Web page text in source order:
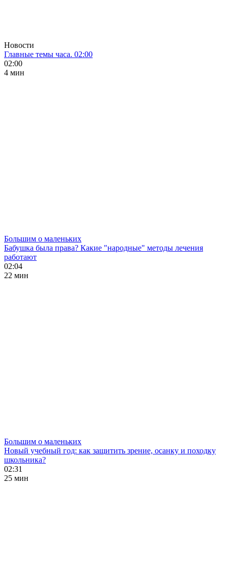
Новости
Главные темы часа. 02:00
02:00
4 мин
Большим о маленьких
Бабушка была права? Какие "народные" методы лечения
работают
02:04
22 мин
Большим о маленьких
Новый учебный год: как защитить зрение, осанку и походку
школьника?
02:31
25 мин